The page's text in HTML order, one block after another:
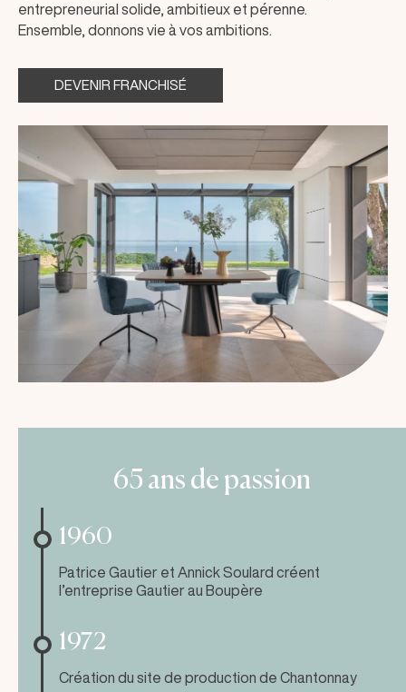
entrepreneurial solide, ambitieux et pérenne.
Ensemble, donnons vie à vos ambitions.
DEVENIR FRANCHISÉ
65 ans de passion
1960
Patrice Gautier et Annick Soulard créent
l’entreprise Gautier au Boupère
1972
Création du site de production de Chantonnay